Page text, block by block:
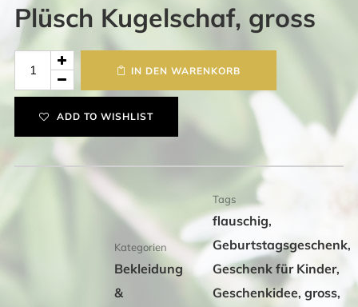
Plüsch Kugelschaf, gross
Plüsch
Kugelschaf,
IN DEN WARENKORB
ADD TO WISHLIST
Kategorien
Bekleidung
&
Tags
flauschig,
Geburtstagsgeschenk,
Geschenk für Kinder,
Geschenkidee, gross,